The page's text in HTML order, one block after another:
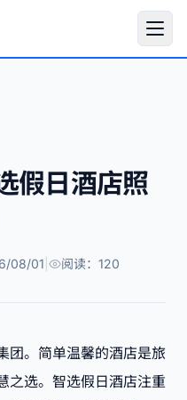
假日酒店照
08/01 阅读：120
团。简单温馨的酒店是旅
之选。智选假日酒店注重